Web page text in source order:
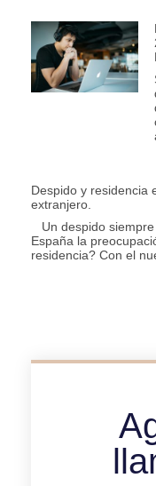
Despido y residencia
extranjero.
Un despido
España la
residencia? Con el